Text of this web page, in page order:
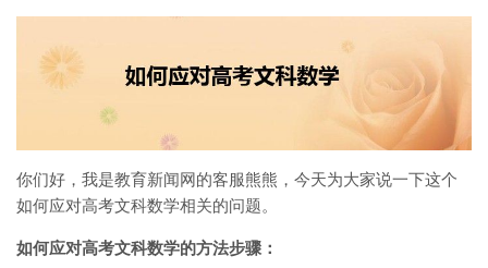
你们好，我是教育新闻网的客服熊熊，今天为大家说一下这个
如何应对高考文科数学相关的问题。
如何应对高考文科数学的方法步骤：